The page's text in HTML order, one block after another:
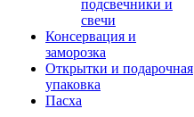
подсвечники и
свечи
Консервация и
заморозка
Открытки и подарочная
упаковка
Пасха